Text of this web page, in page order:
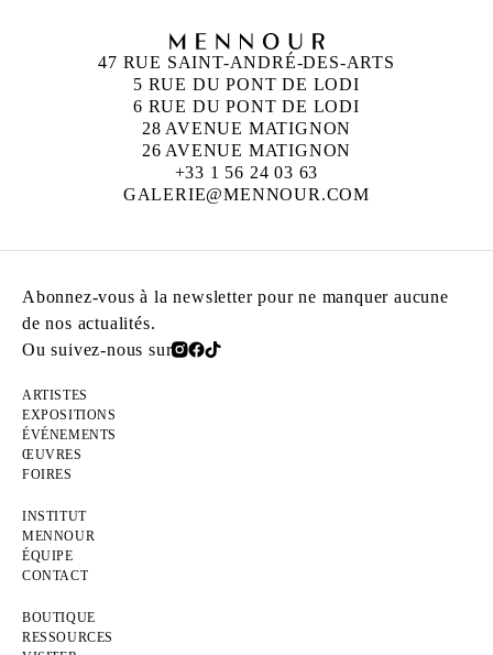
47 RUE SAINT-ANDRÉ-DES-ARTS
5 RUE DU PONT DE LODI
6 RUE DU PONT DE LODI
28 AVENUE MATIGNON
26 AVENUE MATIGNON
+33 1 56 24 03 63
GALERIE@MENNOUR.COM
Abonnez-vous à la newsletter pour ne manquer aucune
de nos actualités.
Ou suivez-nous sur
ARTISTES
EXPOSITIONS
ÉVÉNEMENTS
ŒUVRES
FOIRES
INSTITUT
MENNOUR
ÉQUIPE
CONTACT
BOUTIQUE
RESSOURCES